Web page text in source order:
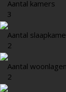
Aantal kamers
3
Aantal
2
Aantal woonlagen
2